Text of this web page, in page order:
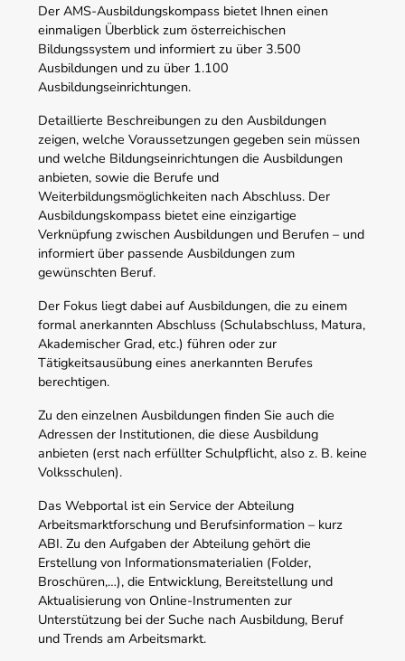
Der AMS-Ausbildungskompass bietet Ihnen einen
einmaligen Überblick zum österreichischen
Bildungssystem und informiert zu über 3.500
Ausbildungen und zu über 1.100
Ausbildungseinrichtungen.
Detaillierte Beschreibungen zu den Ausbildungen
zeigen, welche Voraussetzungen gegeben sein müssen
und welche Bildungseinrichtungen die Ausbildungen
anbieten, sowie die Berufe und
Weiterbildungsmöglichkeiten nach Abschluss. Der
Ausbildungskompass bietet eine einzigartige
Verknüpfung zwischen Ausbildungen und Berufen – und
informiert über passende Ausbildungen zum
gewünschten Beruf.
Der Fokus liegt dabei auf Ausbildungen, die zu einem
formal anerkannten Abschluss (Schulabschluss, Matura,
Akademischer Grad, etc.) führen oder zur
Tätigkeitsausübung eines anerkannten Berufes
berechtigen.
Zu den einzelnen Ausbildungen finden Sie auch die
Adressen der Institutionen, die diese Ausbildung
anbieten (erst nach erfüllter Schulpflicht, also z. B. keine
Volksschulen).
Das Webportal ist ein Service der Abteilung
Arbeitsmarktforschung und Berufsinformation – kurz
ABI. Zu den Aufgaben der Abteilung gehört die
Erstellung von Informationsmaterialien (Folder,
Broschüren,…), die Entwicklung, Bereitstellung und
Aktualisierung von Online-Instrumenten zur
Unterstützung bei der Suche nach Ausbildung, Beruf
und Trends am Arbeitsmarkt.